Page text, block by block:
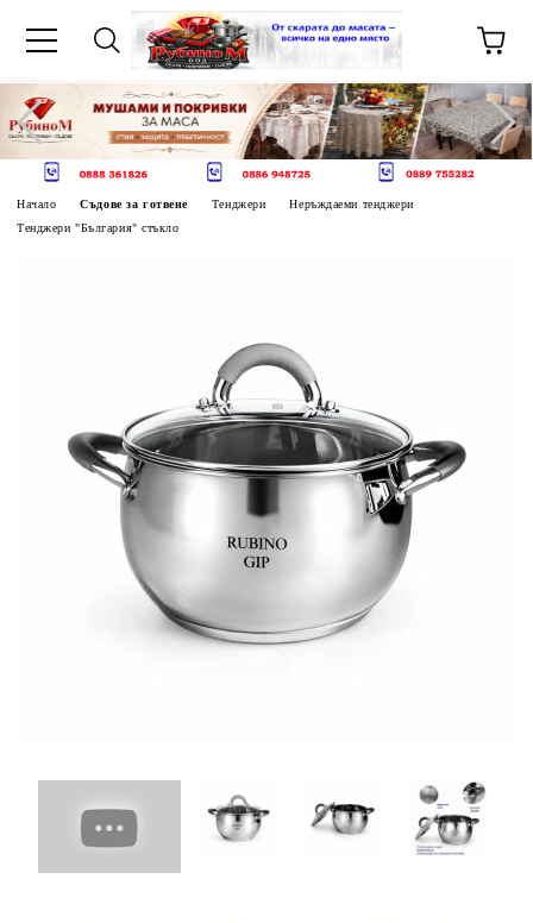
Начало Съдове за готвене Тенджери
Неръждаеми тенджери
Тенджери "България" стъкло